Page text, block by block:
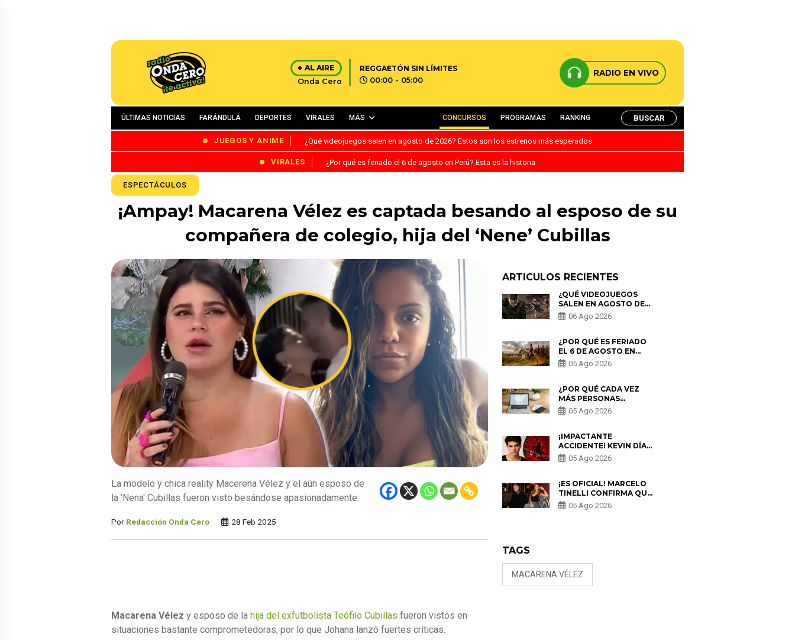
AL AIRE
Onda Cero
REGGAETÓN SIN LÍMITES
00:00 - 05:00
RADIO EN VIVO
ÚLTIMAS NOTICIAS FARÁNDULA DEPORTES VIRALES MÁS CONCURSOS PROGRAMAS RANKING BUSCAR
JUEGOS Y ANIME ¿Qué videojuegos salen en agosto de 2026? Estos son los estrenos más esperados
VIRALES ¿Por qué es feriado el 6 de agosto en Perú? Esta es la historia
ESPECTÁCULOS
¡Ampay! Macarena Vélez es captada besando al esposo de su
compañera de colegio, hija del ‘Nene’ Cubillas
La modelo y chica reality Macerena Vélez y el aún esposo de
la 'Nena' Cubillas fueron visto besándose apasionadamente.
Por Redacción Onda Cero 28 Feb 2025
Macarena Vélez y esposo de la hija del exfutbolista Teófilo Cubillas fueron vistos en
situaciones bastante comprometedoras, por lo que Johana lanzó fuertes críticas.
ARTICULOS RECIENTES
¿QUÉ VIDEOJUEGOS
SALEN EN AGOSTO DE
2026? ESTOS SON LOS
ESTRENOS MÁS
06 Ago 2026
¿POR QUÉ ES FERIADO
EL 6 DE AGOSTO EN
PERÚ? ESTA ES LA
HISTORIA
05 Ago 2026
¿POR QUÉ CADA VEZ
MÁS PERSONAS
UTILIZAN UNA VPN
PARA PROTEGER SU
05 Ago 2026
¡IMPACTANTE
ACCIDENTE! KEVIN DÍAZ
CAE DESDE OCHO
METROS EN “ESTO ES
PREOCUPACIÓN
05 Ago 2026
¡ES OFICIAL! MARCELO
TINELLI CONFIRMA QUE
REGRESÓ CON MILETT
FIGUEROA: “EL AMOR
05 Ago 2026
TAGS
MACARENA VÉLEZ